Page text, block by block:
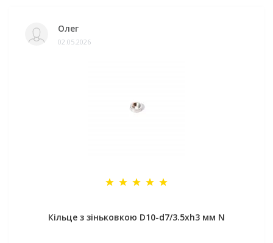
Олег
02.05.2026
Кільце з зіньковкою D10-d7/3.5хh3 мм N